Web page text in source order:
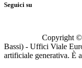
Seguici su
Copyright
Bassi) - Uffici Viale
artificiale generativa. È